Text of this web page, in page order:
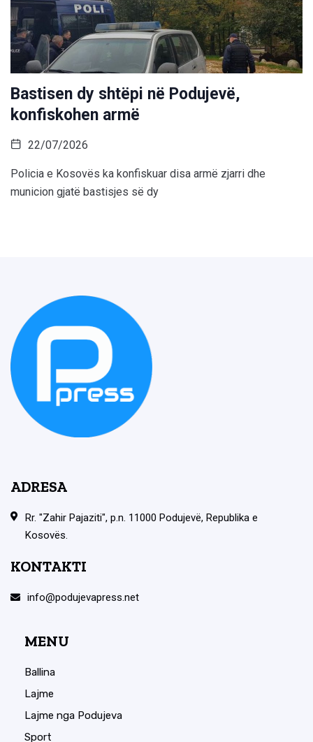
Bastisen dy shtëpi në Podujevë,
konfiskohen armë
22/07/2026
Policia e Kosovës ka konfiskuar disa armë zjarri dhe
municion gjatë bastisjes së dy
ADRESA
Rr. "Zahir Pajaziti", p.n. 11000 Podujevë, Republika e
Kosovës.
KONTAKTI
info@podujevapress.net
MENU
Ballina
Lajme
Lajme nga Podujeva
Sport